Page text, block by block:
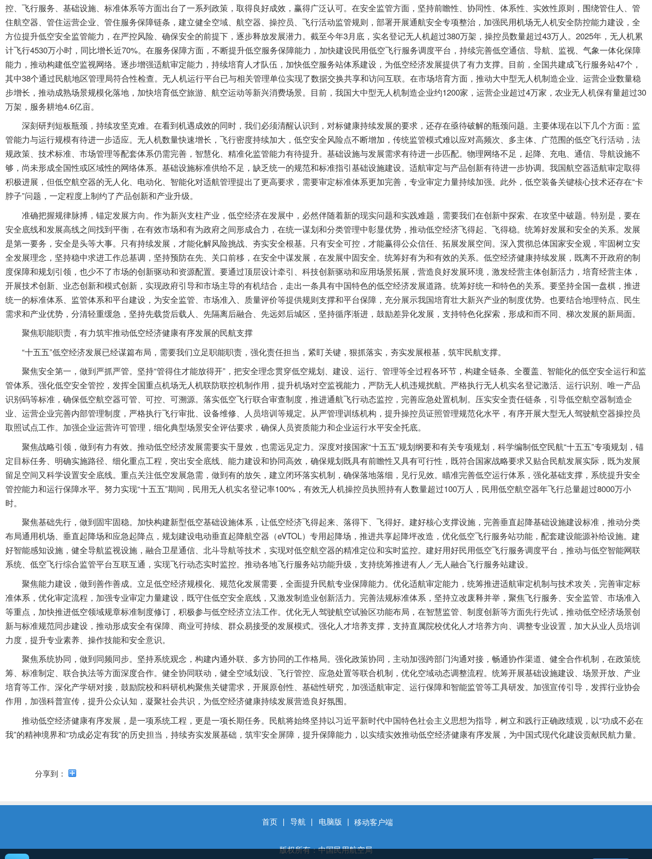
控、飞行服务、基础设施、标准体系等方面出台了一系列政策，取得良好成效，赢得广泛认可。在安全监管方面，坚持前瞻性、协同性、体系性、实效性原则，围绕管住人、管
住航空器、管住运营企业、管住服务保障链条，建立健全空域、航空器、操控员、飞行活动监管规则，部署开展通航安全专项整治，加强民用机场无人机安全防控能力建设，全
方位提升低空安全监管能力，在严控风险、确保安全的前提下，逐步释放发展潜力。截至今年3月底，实名登记无人机超过380万架，操控员数量超过43万人。2025年，无人机累
计飞行4530万小时，同比增长近70%。在服务保障方面，不断提升低空服务保障能力，加快建设民用低空飞行服务调度平台，持续完善低空通信、导航、监视、气象一体化保障
能力，推动构建低空监视网络。逐步增强适航审定能力，持续培育人才队伍，加快低空服务站体系建设，为低空经济发展提供了有力支撑。目前，全国共建成飞行服务站47个，
其中38个通过民航地区管理局符合性检查。无人机运行平台已与相关管理单位实现了数据交换共享和访问互联。在市场培育方面，推动大中型无人机制造企业、运营企业数量稳
步增长，推动成熟场景规模化落地，加快培育低空旅游、航空运动等新兴消费场景。目前，我国大中型无人机制造企业约1200家，运营企业超过4万家，农业无人机保有量超过30
万架，服务耕地4.6亿亩。
深刻研判短板瓶颈，持续攻坚克难。在看到机遇成效的同时，我们必须清醒认识到，对标健康持续发展的要求，还存在亟待破解的瓶颈问题。主要体现在以下几个方面：监
管能力与运行规模有待进一步适应。无人机数量快速增长，飞行密度持续加大，低空安全风险点不断增加，传统监管模式难以应对高频次、多主体、广范围的低空飞行活动，法
规政策、技术标准、市场管理等配套体系仍需完善，智慧化、精准化监管能力有待提升。基础设施与发展需求有待进一步匹配。物理网络不足，起降、充电、通信、导航设施不
够，尚未形成全国性或区域性的网络体系。基础设施标准供给不足，缺乏统一的规范和标准指引基础设施建设。适航审定与产品创新有待进一步协调。我国航空器适航审定取得
积极进展，但低空航空器的无人化、电动化、智能化对适航管理提出了更高要求，需要审定标准体系更加完善，专业审定力量持续加强。此外，低空装备关键核心技术还存在“卡
脖子”问题，一定程度上制约了产品创新和产业升级。
准确把握规律脉搏，锚定发展方向。作为新兴支柱产业，低空经济在发展中，必然伴随着新的现实问题和实践难题，需要我们在创新中探索、在攻坚中破题。特别是，要在
安全底线和发展高线之间找到平衡，在有效市场和有为政府之间形成合力，在统一谋划和分类管理中彰显优势，推动低空经济飞得起、飞得稳。统筹好发展和安全的关系。发展
是第一要务，安全是头等大事。只有持续发展，才能化解风险挑战、夯实安全根基。只有安全可控，才能赢得公众信任、拓展发展空间。深入贯彻总体国家安全观，牢固树立安
全发展理念，坚持稳中求进工作总基调，坚持预防在先、关口前移，在安全中谋发展，在发展中固安全。统筹好有为和有效的关系。低空经济健康持续发展，既离不开政府的制
度保障和规划引领，也少不了市场的创新驱动和资源配置。要通过顶层设计牵引、科技创新驱动和应用场景拓展，营造良好发展环境，激发经营主体创新活力，培育经营主体，
开展技术创新、业态创新和模式创新，实现政府引导和市场主导的有机结合，走出一条具有中国特色的低空经济发展道路。统筹好统一和特色的关系。要坚持全国一盘棋，推进
统一的标准体系、监管体系和平台建设，为安全监管、市场准入、质量评价等提供规则支撑和平台保障，充分展示我国培育壮大新兴产业的制度优势。也要结合地理特点、民生
需求和产业优势，分清轻重缓急，坚持先载货后载人、先隔离后融合、先远郊后城区，坚持循序渐进，鼓励差异化发展，支持特色化探索，形成和而不同、梯次发展的新局面。
聚焦职能职责，有力筑牢推动低空经济健康有序发展的民航支撑
“十五五”低空经济发展已经谋篇布局，需要我们立足职能职责，强化责任担当，紧盯关键，狠抓落实，夯实发展根基，筑牢民航支撑。
聚焦安全第一，做到严抓严管。坚持“管得住才能放得开”，把安全理念贯穿低空规划、建设、运行、管理等全过程各环节，构建全链条、全覆盖、智能化的低空安全运行和监
管体系。强化低空安全管控，发挥全国重点机场无人机联防联控机制作用，提升机场对空监视能力，严防无人机违规扰航。严格执行无人机实名登记激活、运行识别、唯一产品
识别码等标准，确保低空航空器可管、可控、可溯源。落实低空飞行联合审查制度，推进通航飞行动态监控，完善应急处置机制。压实安全责任链条，引导低空航空器制造企
业、运营企业完善内部管理制度，严格执行飞行审批、设备维修、人员培训等规定。从严管理训练机构，提升操控员证照管理规范化水平，有序开展大型无人驾驶航空器操控员
取照试点工作。加强企业运营许可管理，细化典型场景安全评估要求，确保人员资质能力和企业运行水平安全托底。
聚焦战略引领，做到有力有效。推动低空经济发展需要实干显效，也需远见定力。深度对接国家“十五五”规划纲要和有关专项规划，科学编制低空民航“十五五”专项规划，锚
定目标任务、明确实施路径、细化重点工程，突出安全底线、能力建设和协同高效，确保规划既具有前瞻性又具有可行性，既符合国家战略要求又贴合民航发展实际，既为发展
留足空间又科学设置安全底线。重点关注低空发展急需，做到有的放矢，建立闭环落实机制，确保落地落细，见行见效。瞄准完善低空运行体系，强化基础支撑，系统提升安全
管控能力和运行保障水平。努力实现“十五五”期间，民用无人机实名登记率100%，有效无人机操控员执照持有人数量超过100万人，民用低空航空器年飞行总量超过8000万小
时。
聚焦基础先行，做到固牢固稳。加快构建新型低空基础设施体系，让低空经济飞得起来、落得下、飞得好。建好核心支撑设施，完善垂直起降基础设施建设标准，推动分类
布局通用机场、垂直起降场和应急起降点，规划建设电动垂直起降航空器（eVTOL）专用起降场，推进共享起降坪改造，优化低空飞行服务站功能，配套建设能源补给设施。建
好智能感知设施，健全导航监视设施，融合卫星通信、北斗导航等技术，实现对低空航空器的精准定位和实时监控。建好用好民用低空飞行服务调度平台，推动与低空智能网联
系统、低空飞行综合监管平台互联互通，实现飞行动态实时监控。推动各地飞行服务站功能升级，支持统筹推进有人／无人融合飞行服务站建设。
聚焦能力建设，做到善作善成。立足低空经济规模化、规范化发展需要，全面提升民航专业保障能力。优化适航审定能力，统筹推进适航审定机制与技术攻关，完善审定标
准体系，优化审定流程，加强专业审定力量建设，既守住低空安全底线，又激发制造业创新活力。完善法规标准体系，坚持立改废释并举，聚焦飞行服务、安全监管、市场准入
等重点，加快推进低空领域规章标准制度修订，积极参与低空经济立法工作。优化无人驾驶航空试验区功能布局，在智慧监管、制度创新等方面先行先试，推动低空经济场景创
新与标准规范同步建设，推动形成安全有保障、商业可持续、群众易接受的发展模式。强化人才培养支撑，支持直属院校优化人才培养方向、调整专业设置，加大从业人员培训
力度，提升专业素养、操作技能和安全意识。
聚焦系统协同，做到同频同步。坚持系统观念，构建内通外联、多方协同的工作格局。强化政策协同，主动加强跨部门沟通对接，畅通协作渠道、健全合作机制，在政策统
筹、标准制定、联合执法等方面深度合作。健全协同联动，健全空域划设、飞行管控、应急处置等联合机制，优化空域动态调整流程。统筹开展基础设施建设、场景开放、产业
培育等工作。深化产学研对接，鼓励院校和科研机构聚焦关键需求，开展原创性、基础性研究，加强适航审定、运行保障和智能监管等工具研发。加强宣传引导，发挥行业协会
作用，加强科普宣传，提升公众认知，凝聚社会共识，为低空经济健康持续发展营造良好氛围。
推动低空经济健康有序发展，是一项系统工程，更是一项长期任务。民航将始终坚持以习近平新时代中国特色社会主义思想为指导，树立和践行正确政绩观，以“功成不必在
我”的精神境界和“功成必定有我”的历史担当，持续夯实发展基础，筑牢安全屏障，提升保障能力，以实绩实效推动低空经济健康有序发展，为中国式现代化建设贡献民航力量。
分享到：
首页 丨 导航 丨 电脑版 丨 移动客户端
版权所有：中国民用航空局